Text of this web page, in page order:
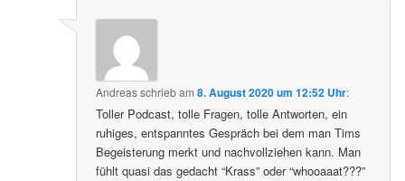
Andreasschriebam8. August 2020 um 12:52 Uhr:
Toller Podcast, tolle Fragen, tolle Antworten, ein
ruhiges, entspanntes Gespräch bei dem man Tims
Begeisterung merkt und nachvollziehen kann. Man
fühlt quasi das gedacht “Krass” oder “whooaaat???”